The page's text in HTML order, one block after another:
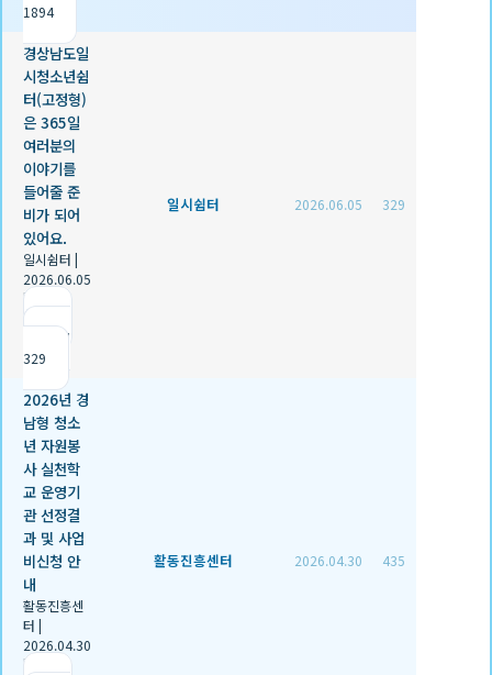
1894
경상남도일
시청소년쉼
터(고정형)
은 365일
여러분의
이야기를
들어줄 준
비가 되어
있어요.
일시쉼터 |
2026.06.05
|
조회
329
일시쉼터 2026.06.05 329
2026년 경
남형 청소
년 자원봉
사 실천학
교 운영기
관 선정결
과 및 사업
비신청 안
내
활동진흥센
터 |
2026.04.30
|
활동진흥센터 2026.04.30 435